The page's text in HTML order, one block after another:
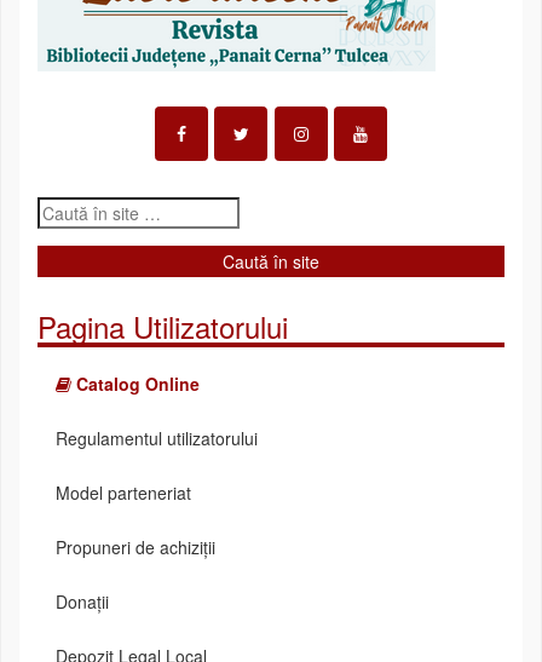
Pagina Utilizatorului
Catalog Online
Regulamentul utilizatorului
Model parteneriat
Propuneri de achiziții
Donații
Depozit Legal Local